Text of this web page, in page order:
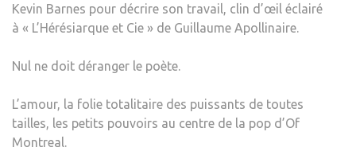
Kevin Barnes pour décrire son travail, clin d’œil éclairé
à « L’Hérésiarque et Cie » de Guillaume Apollinaire.
Nul ne doit déranger le poète.
L’amour, la folie totalitaire des puissants de toutes
tailles, les petits pouvoirs au centre de la pop d’Of
Montreal.